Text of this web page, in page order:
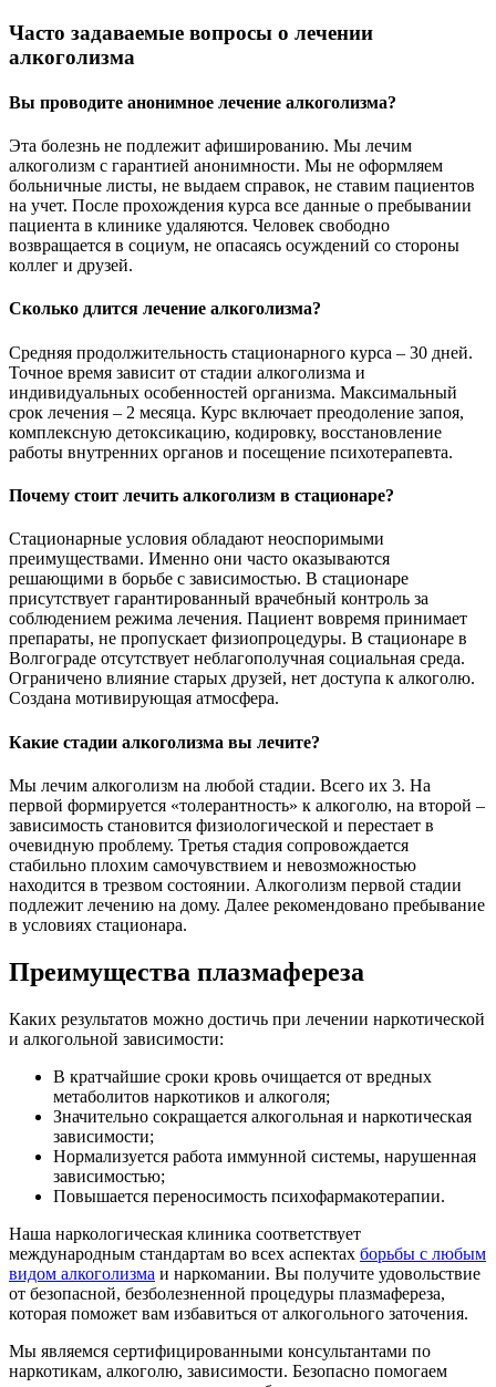
Часто задаваемые вопросы о лечении
алкоголизма
Вы проводите анонимное лечение алкоголизма?
Эта болезнь не подлежит афишированию. Мы лечим
алкоголизм с гарантией анонимности. Мы не оформляем
больничные листы, не выдаем справок, не ставим пациентов
на учет. После прохождения курса все данные о пребывании
пациента в клинике удаляются. Человек свободно
возвращается в социум, не опасаясь осуждений со стороны
коллег и друзей.
Сколько длится лечение алкоголизма?
Средняя продолжительность стационарного курса – 30 дней.
Точное время зависит от стадии алкоголизма и
индивидуальных особенностей организма. Максимальный
срок лечения – 2 месяца. Курс включает преодоление запоя,
комплексную детоксикацию, кодировку, восстановление
работы внутренних органов и посещение психотерапевта.
Почему стоит лечить алкоголизм в стационаре?
Стационарные условия обладают неоспоримыми
преимуществами. Именно они часто оказываются
решающими в борьбе с зависимостью. В стационаре
присутствует гарантированный врачебный контроль за
соблюдением режима лечения. Пациент вовремя принимает
препараты, не пропускает физиопроцедуры. В стационаре в
Волгограде отсутствует неблагополучная социальная среда.
Ограничено влияние старых друзей, нет доступа к алкоголю.
Создана мотивирующая атмосфера.
Какие стадии алкоголизма вы лечите?
Мы лечим алкоголизм на любой стадии. Всего их 3. На
первой формируется «толерантность» к алкоголю, на второй –
зависимость становится физиологической и перестает в
очевидную проблему. Третья стадия сопровождается
стабильно плохим самочувствием и невозможностью
находится в трезвом состоянии. Алкоголизм первой стадии
подлежит лечению на дому. Далее рекомендовано пребывание
в условиях стационара.
Преимущества плазмафереза
Каких результатов можно достичь при лечении наркотической
и алкогольной зависимости:
В кратчайшие сроки кровь очищается от вредных
метаболитов наркотиков и алкоголя;
Значительно сокращается алкогольная и наркотическая
зависимости;
Нормализуется работа иммунной системы, нарушенная
зависимостью;
Повышается переносимость психофармакотерапии.
Наша наркологическая клиника соответствует
международным стандартам во всех аспектах борьбы с любым
видом алкоголизма и наркомании. Вы получите удовольствие
от безопасной, безболезненной процедуры плазмафереза,
которая поможет вам избавиться от алкогольного заточения.
Мы являемся сертифицированными консультантами по
наркотикам, алкоголю, зависимости. Безопасно помогаем